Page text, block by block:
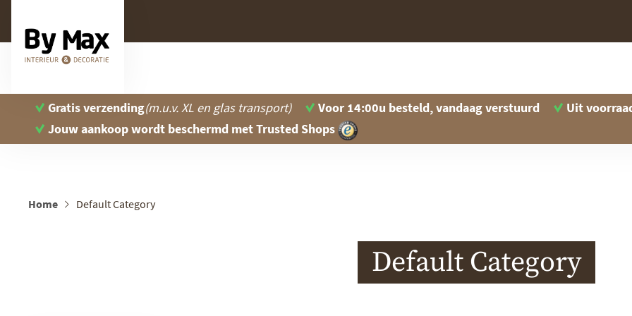
Gratis verzending(m.u.v. XL en glas transport) Voor 14:00u besteld, vandaag verstuurd
Uit
Jouw aankoop wordt beschermd met Trusted Shops
Home Default Category
Default Category